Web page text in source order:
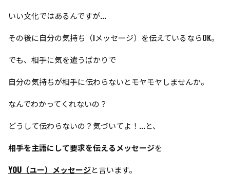
いい文化ではあるんですが...
その後に自分の気持ち（Iメッセージ）を伝えているならOK。
でも、相手に気を遣うばかりで
自分の気持ちが相手に伝わらないとモヤモヤしませんか。
なんでわかってくれないの？
どうして伝わらないの？気づいてよ！...と、
相手を主語にして要求を伝えるメッセージを
YOU（ユー）メッセージと言います。